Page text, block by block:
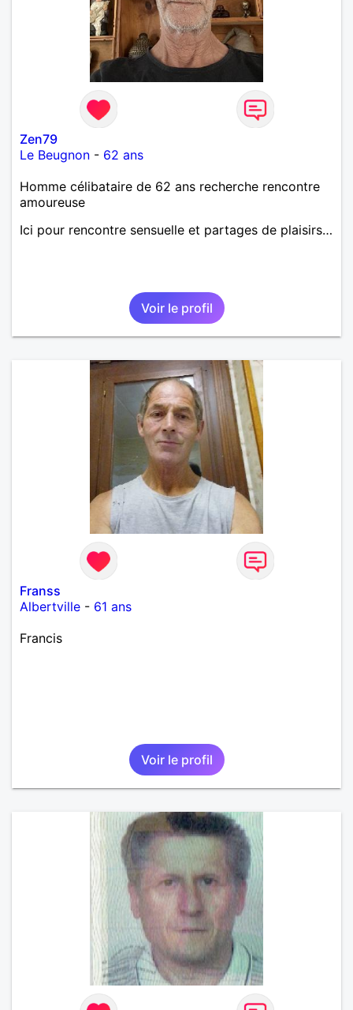
Zen79
Le Beugnon - 62 ans
Homme célibataire de 62 ans recherche rencontre
amoureuse
Ici pour rencontre sensuelle et partages de plaisirs…
Voir le profil
Franss
Albertville - 61 ans
Francis
Voir le profil